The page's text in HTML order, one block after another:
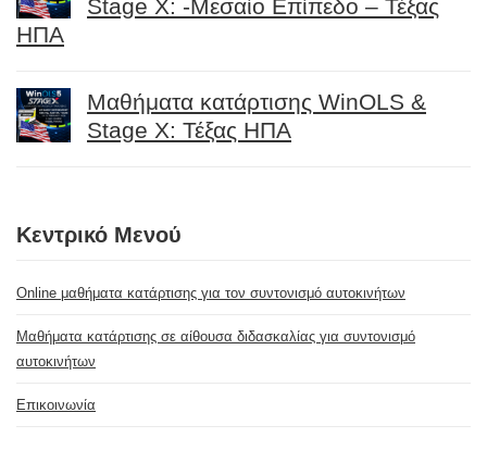
Stage X: -Μεσαίο Επίπεδο – Τέξας
ΗΠΑ
Μαθήματα κατάρτισης WinOLS &
Stage X: Τέξας ΗΠΑ
Κεντρικό Μενού
Online μαθήματα κατάρτισης για τον συντονισμό αυτοκινήτων
Μαθήματα κατάρτισης σε αίθουσα διδασκαλίας για συντονισμό
αυτοκινήτων
Επικοινωνία